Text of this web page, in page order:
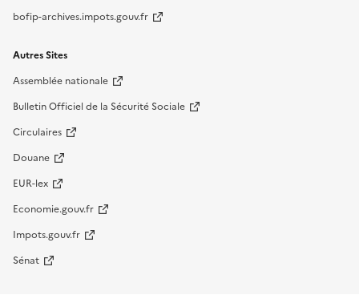
bofip-archives.impots.gouv.fr
Autres Sites
Assemblée nationale
Bulletin Officiel de la Sécurité Sociale
Circulaires
Douane
EUR-lex
Economie.gouv.fr
Impots.gouv.fr
Sénat